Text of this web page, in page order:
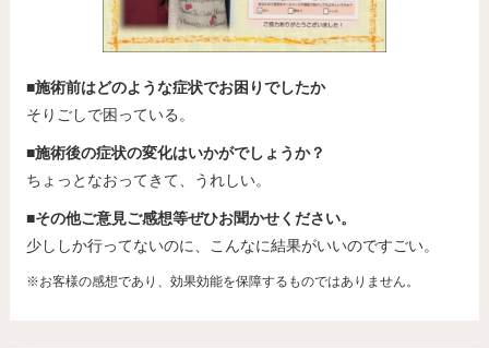
■施術前はどのような症状でお困りでしたか
そりごしで困っている。
■施術後の症状の変化はいかがでしょうか？
ちょっとなおってきて、うれしい。
■その他ご意見ご感想等ぜひお聞かせください。
少ししか行ってないのに、こんなに結果がいいのですごい。
※お客様の感想であり、効果効能を保障するものではありません。